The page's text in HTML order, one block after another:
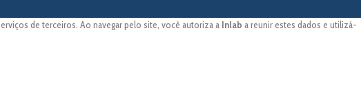
de terceiros. Ao navegar pelo site, você autoriza a Inlab a reunir estes dados e utilizá-